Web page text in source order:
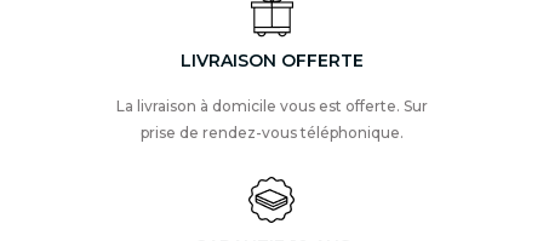
LIVRAISON OFFERTE
La livraison à domicile vous est offerte. Sur
prise de rendez-vous téléphonique.